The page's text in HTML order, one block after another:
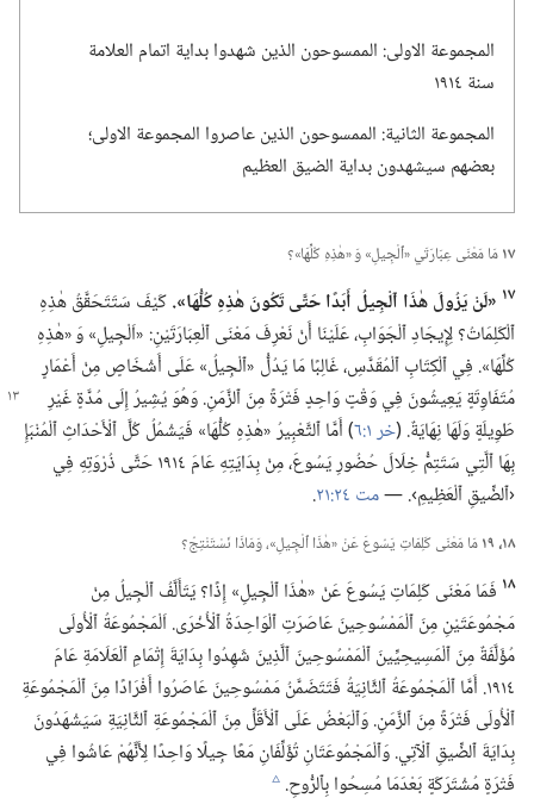
المجموعة الاولى:‏ الممسوحون الذين شهدوا بداية اتمام العلامة
سنة ١٩١٤
المجموعة الثانية:‏ الممسوحون الذين عاصروا المجموعة الاولى؛‏
بعضهم سيشهدون بداية الضيق العظيم
١٧مَا مَعْنَى عِبَارَتَي «ٱلْجِيلِ» وَ «هٰذِهِ كُلِّهَا»؟‏
١٧ ‏«لَنْ يَزُولَ هٰذَا ٱلْجِيلُ أَبَدًا حَتَّى تَكُونَ هٰذِهِ كُلُّهَا».‏كَيْفَ سَتَتَحَقَّقُ هٰذِهِ
ٱلْكَلِمَاتُ؟‏ لِإِيجَادِ ٱلْجَوَابِ،‏ عَلَيْنَا أَنْ نَعْرِفَ مَعْنَى ٱلْعِبَارَتَيْنِ:‏ «اَلْجِيلِ» وَ «هٰذِهِ
كُلِّهَا».‏ فِي ٱلْكِتَابِ ٱلْمُقَدَّسِ،‏ غَالِبًا مَا يَدُلُّ «ٱلْجِيلُ» عَلَى أَشْخَاصٍ مِنْ أَعْمَارٍ
مُتَفَاوِتَةٍ يَعِيشُونَ فِي وَقْتٍ وَاحِدٍ فَتْرَةًمِنَ ٱلزَّمَنِ.‏ وَهُوَ يُشِيرُ إِلَى مُدَّةٍ غَيْرِ
طَوِيلَةٍ وَلَهَا نِهَايَةٌ.‏ (‏خر ١:‏٦
‏)‏ أَمَّا ٱلتَّعْبِيرُ «هٰذِهِ كُلُّهَا» فَيَشْمُلُ كُلَّ ٱلْأَحْدَاثِ ٱلْمُنْبَإِ
بِهَا ٱلَّتِي سَتَتِمُّ خِلَالَ حُضُورِ يَسُوعَ،‏ مِنْ بِدَايَتِهِ عَامَ ١٩١٤ حَتَّى ذُرْوَتِهِ فِي
‹ٱلضِّيقِ ٱلْعَظِيمِ›.‏ —‏مت ٢٤:‏٢١ ‏.‏
١٨،‏ ١٩
مَا مَعْنَى كَلِمَاتِ يَسُوعَ عَنْ «هٰذَا ٱلْجِيلِ»،‏ وَمَاذَا نَسْتَنْتِجُ؟‏
١٨ فَمَا مَعْنَى كَلِمَاتِ يَسُوعَ عَنْ «هٰذَا ٱلْجِيلِ» إِذًا؟‏ يَتَأَلَّفُ ٱلْجِيلُ مِنْ
مَجْمُوعَتَيْنِ مِنَ ٱلْمَمْسُوحِينَ عَاصَرَتِ ٱلْوَاحِدَةُ ٱلْأُخْرَى.‏ اَلْمَجْمُوعَةُ ٱلْأُولَى
مُؤَلَّفَةٌ مِنَ ٱلْمَسِيحِيِّينَ ٱلْمَمْسُوحِينَ ٱلَّذِينَ شَهِدُوا بِدَايَةَ إِتْمَامِ ٱلْعَلَامَةِ عَامَ
١٩١٤.‏ أَمَّا ٱلْمَجْمُوعَةُ ٱلثَّانِيَةُ فَتَتَضَمَّنُ مَمْسُوحِينَ عَاصَرُوا أَفْرَادًا مِنَ ٱلْمَجْمُوعَةِ
ٱلْأُولَى فَتْرَةً مِنَ ٱلزَّمَنِ.‏ وَٱلْبَعْضُ عَلَى ٱلْأَقَلِّ مِنَ ٱلْمَجْمُوعَةِ ٱلثَّانِيَةِ سَيَشْهَدُونَ
بِدَايَةَ ٱلضِّيقِ ٱلْآتِي.‏ وَٱلْمَجْمُوعَتَانِ تُؤَلِّفَانِ مَعًا جِيلًا وَاحِدًا لِأَنَّهُمْ عَاشُوا فِي
فَتْرَةٍ مُشْتَرَكَةٍ بَعْدَمَا مُسِحُوا بِٱلرُّوحِ.‏ c